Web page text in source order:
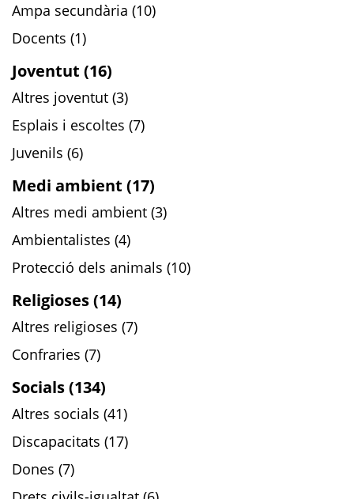
Ampa secundària (10)
Docents (1)
Joventut (16)
Altres joventut (3)
Esplais i escoltes (7)
Juvenils (6)
Medi ambient (17)
Altres medi ambient (3)
Ambientalistes (4)
Protecció dels animals (10)
Religioses (14)
Altres religioses (7)
Confraries (7)
Socials (134)
Altres socials (41)
Discapacitats (17)
Dones (7)